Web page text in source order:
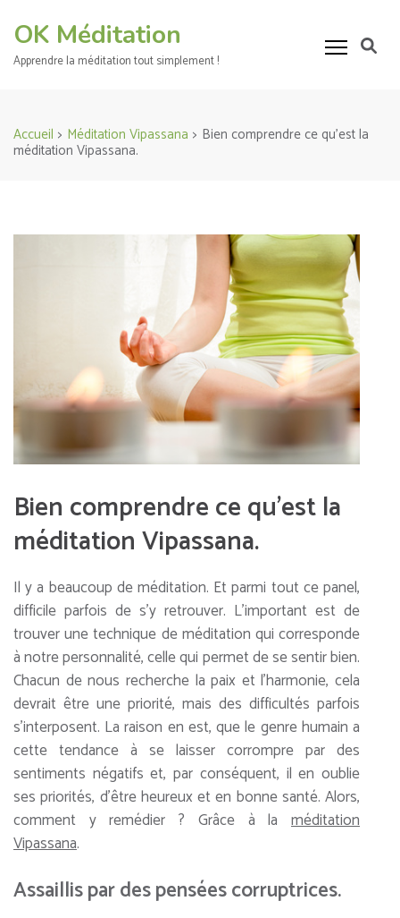
contenu
OK Méditation
Apprendre la méditation tout simplement !
Accueil > Méditation Vipassana > Bien comprendre ce qu’est la
méditation Vipassana.
Bien comprendre ce qu’est la
méditation Vipassana.
Il y a beaucoup de méditation. Et parmi tout ce panel,
difficile parfois de s’y retrouver. L’important est de
trouver une technique de méditation qui corresponde
à notre personnalité, celle qui permet de se sentir bien.
Chacun de nous recherche la paix et l’harmonie, cela
devrait être une priorité, mais des difficultés parfois
s’interposent. La raison en est, que le genre humain a
cette tendance à se laisser corrompre par des
sentiments négatifs et, par conséquent, il en oublie
ses priorités, d’être heureux et en bonne santé. Alors,
comment y remédier ? Grâce à la méditation
Vipassana.
Assaillis par des pensées corruptrices.